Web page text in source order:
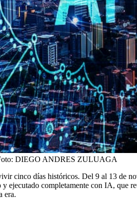
DIEGO ANDRES ZULUAGA
cinco días históricos. Del 9 al 13 de
ejecutado completamente con IA, que
era.